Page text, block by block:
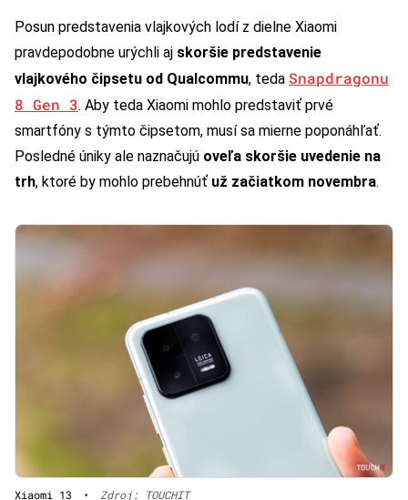
Posun predstavenia vlajkových lodí z dielne Xiaomi
pravdepodobne urýchli aj skoršie predstavenie
vlajkového čipsetu od Qualcommu, teda Snapdragonu
8 Gen 3. Aby teda Xiaomi mohlo predstaviť prvé
smartfóny s týmto čipsetom, musí sa mierne poponáhľať.
Posledné úniky ale naznačujú oveľa skoršie uvedenie na
trh, ktoré by mohlo prebehnúť už začiatkom novembra.
Xiaomi 13 • Zdroj: TOUCHIT